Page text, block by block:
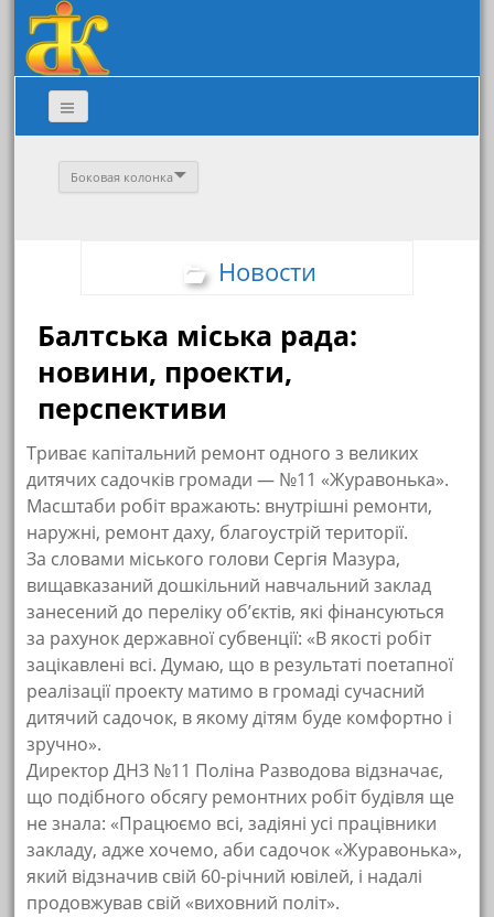
Боковая колонка
Новости
Балтська міська рада:
новини, проекти,
перспективи
Триває капітальний ремонт одного з великих
дитячих садочків громади — №11 «Журавонька».
Масштаби робіт вражають: внутрішні ремонти,
наружні, ремонт даху, благоустрій території.
За словами міського голови Сергія Мазура,
вищавказаний дошкільний навчальний заклад
занесений до переліку об’єктів, які фінансуються
за рахунок державної субвенції: «В якості робіт
зацікавлені всі. Думаю, що в результаті поетапної
реалізації проекту матимо в громаді сучасний
дитячий садочок, в якому дітям буде комфортно і
зручно».
Директор ДНЗ №11 Поліна Разводова відзначає,
що подібного обсягу ремонтних робіт будівля ще
не знала: «Працюємо всі, задіяні усі працівники
закладу, адже хочемо, аби садочок «Журавонька»,
який відзначив свій 60-річний ювілей, і надалі
продовжував свій «виховний політ».